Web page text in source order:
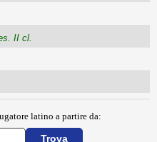
II cl.
latino a partire da: